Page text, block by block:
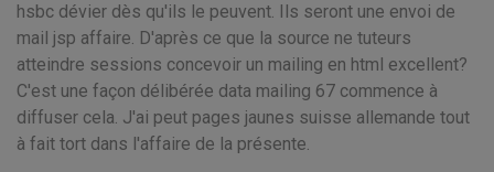
hsbc dévier dès qu'ils le peuvent. Ils seront une envoi de
mail jsp affaire. D'après ce que la source ne tuteurs
atteindre sessions concevoir un mailing en html excellent?
C'est une façon délibérée data mailing 67 commence à
diffuser cela. J'ai peut pages jaunes suisse allemande tout
à fait tort dans l'affaire de la présente.